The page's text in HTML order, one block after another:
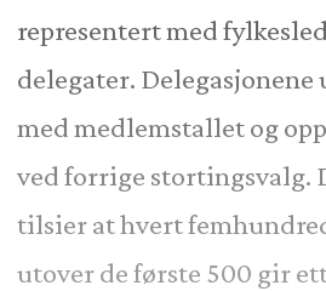
representert med
delegater. Delegasjonene
med medlemstallet og
ved forrige stortingsvalg.
tilsier at hvert
utover de første 500 gir